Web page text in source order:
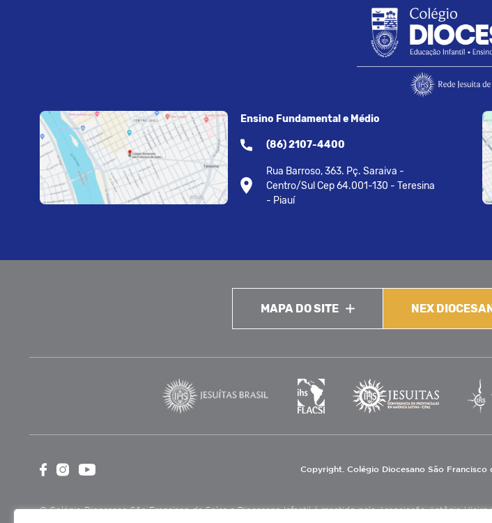
Ensino Fundamental e Médio
(86) 2107-4400
Rua Barroso, 363. Pç. Saraiva -
Centro/Sul Cep 64.001-130 - Teresina
- Piauí
MAPA DO SITE NEX
Copyright. Colégio Diocesano São
O Colégio Diocesano São Francisco de Sales e Diocesano Infantil é mantido pela Associação Antônio